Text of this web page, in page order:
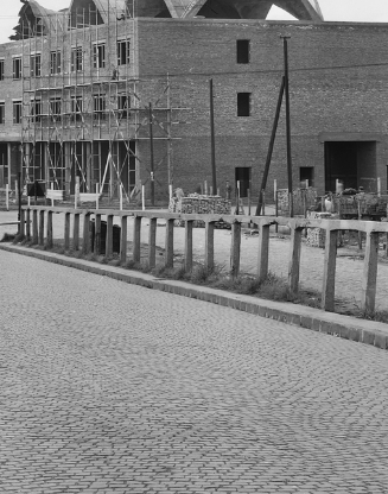
1960
· Budapest IX.
az Ipar utca kereszteződés felől a Tinódi utca kereszteződés felé nézve.
1960 · Budapest IX.
Vaskapu utca, az Ipar utca kereszteződéstől a Haller (Hámán Kató) utca